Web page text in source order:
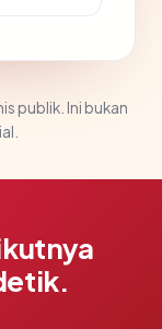
publik. Ini bukan